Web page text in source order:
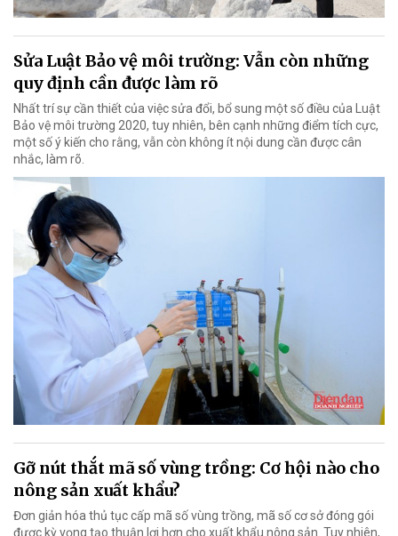
Sửa Luật Bảo vệ môi trường: Vẫn còn những
quy định cần được làm rõ
Nhất trí sự cần thiết của việc sửa đổi, bổ sung một số điều của Luật
Bảo vệ môi trường 2020, tuy nhiên, bên cạnh những điểm tích cực,
một số ý kiến cho rằng, vẫn còn không ít nội dung cần được cân
nhắc, làm rõ.
Gỡ nút thắt mã số vùng trồng: Cơ hội nào cho
nông sản xuất khẩu?
Đơn giản hóa thủ tục cấp mã số vùng trồng, mã số cơ sở đóng gói
được kỳ vọng tạo thuận lợi hơn cho xuất khẩu nông sản. Tuy nhiên,